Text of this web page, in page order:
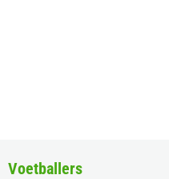
Voetballers